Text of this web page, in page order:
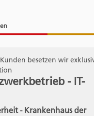
besetzen wir
- IT-
- Krankenhaus der